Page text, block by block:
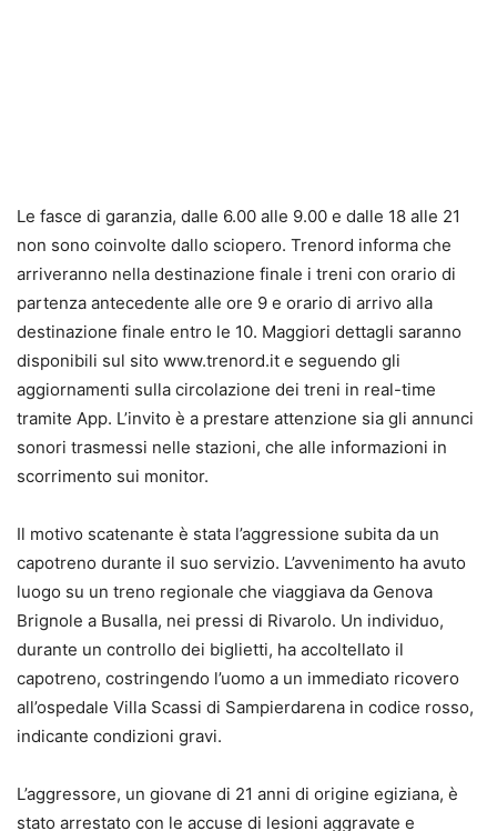
Le fasce di garanzia, dalle 6.00 alle 9.00 e dalle 18 alle 21
non sono coinvolte dallo sciopero. Trenord informa che
arriveranno nella destinazione finale i treni con orario di
partenza antecedente alle ore 9 e orario di arrivo alla
destinazione finale entro le 10. Maggiori dettagli saranno
disponibili sul sito www.trenord.it e seguendo gli
aggiornamenti sulla circolazione dei treni in real-time
tramite App. L’invito è a prestare attenzione sia gli annunci
sonori trasmessi nelle stazioni, che alle informazioni in
scorrimento sui monitor.
Il motivo scatenante è stata l’aggressione subita da un
capotreno durante il suo servizio. L’avvenimento ha avuto
luogo su un treno regionale che viaggiava da Genova
Brignole a Busalla, nei pressi di Rivarolo. Un individuo,
durante un controllo dei biglietti, ha accoltellato il
capotreno, costringendo l’uomo a un immediato ricovero
all’ospedale Villa Scassi di Sampierdarena in codice rosso,
indicante condizioni gravi.
L’aggressore, un giovane di 21 anni di origine egiziana, è
stato arrestato con le accuse di lesioni aggravate e